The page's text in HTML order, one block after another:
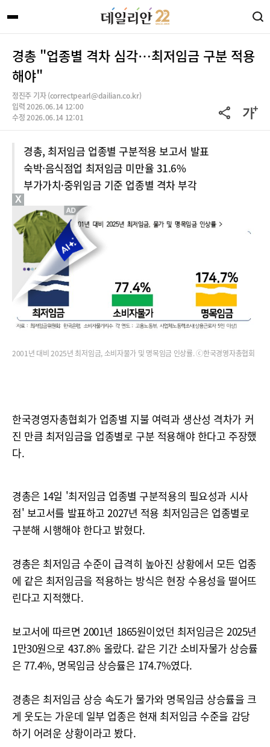
경총 "업종별 격차 심각…최저임금 구분 적용
해야"
정진주 기자 (correctpearl@dailian.co.kr)
입력 2026.06.14 12:00
수정 2026.06.14 12:01
경총, 최저임금 업종별 구분적용 보고서 발표
숙박·음식점업 최저임금 미만율 31.6%
부가가치·중위임금 기준 업종별 격차 부각
2001년 대비 2025년 최저임금, 소비자물가 및 명목임금 인상률. ⓒ한국경영자총협회
한국경영자총협회가 업종별 지불 여력과 생산성 격차가 커
진 만큼 최저임금을 업종별로 구분 적용해야 한다고 주장했
다.
경총은 14일 '최저임금 업종별 구분적용의 필요성과 시사
점' 보고서를 발표하고 2027년 적용 최저임금은 업종별로
구분해 시행해야 한다고 밝혔다.
경총은 최저임금 수준이 급격히 높아진 상황에서 모든 업종
에 같은 최저임금을 적용하는 방식은 현장 수용성을 떨어뜨
린다고 지적했다.
보고서에 따르면 2001년 1865원이었던 최저임금은 2025년
1만30원으로 437.8% 올랐다. 같은 기간 소비자물가 상승률
은 77.4%, 명목임금 상승률은 174.7%였다.
경총은 최저임금 상승 속도가 물가와 명목임금 상승률을 크
게 웃도는 가운데 일부 업종은 현재 최저임금 수준을 감당
하기 어려운 상황이라고 봤다.
X